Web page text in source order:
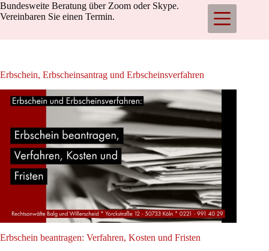
Bundesweite Beratung über Zoom oder Skype.
Vereinbaren Sie einen Termin.
Erbschein, Erbscheinsantrag und Erbscheinsverfahren
Erbschein beantragen: Verfahren, Kosten und Fristen